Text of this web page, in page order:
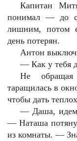
Капитан
понимал — до
лишним, потом
день потерян.
Антон
—Как у тебя
Не
таращилась в
чтобы дать
—Даша,
— Наташа
из комнаты. —